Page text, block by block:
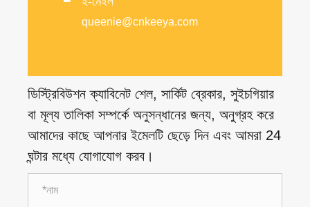
queenie@cnkeeya.com
ডিস্ট্রিবিউশন ক্যাবিনেট শেল, সার্কিট ব্রেকার, সুইচগিয়ার
বা মূল্য তালিকা সম্পর্কে অনুসন্ধানের জন্য, অনুগ্রহ করে
আমাদের কাছে আপনার ইমেলটি ছেড়ে দিন এবং আমরা 24
ঘন্টার মধ্যে যোগাযোগ করব।